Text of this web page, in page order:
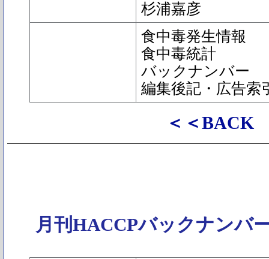
杉浦嘉彦
食中毒発生情報
食中毒統計
バックナンバー
編集後記・広告索
＜＜BACK
月刊HACCPバックナンバ